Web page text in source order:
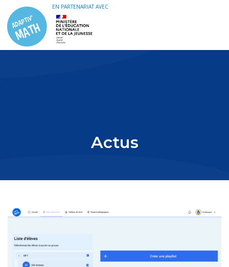
EN PARTENARIAT AVEC
Actus